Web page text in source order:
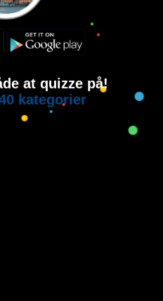
at quizze på!
kategorier